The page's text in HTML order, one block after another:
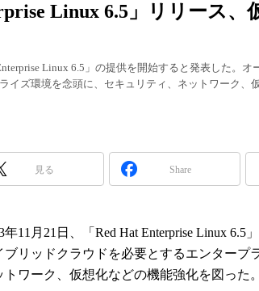
Linux 6.5」リリース、
Linux 6.5」の提供を開始すると発表した。オ
イズ環境を念頭に、セキュリティ、ネットワーク、
見る Share
11月21日、「Red Hat Enterprise Linux 6.5
リッドクラウドを必要とするエンタープ
ワーク、仮想化などの機能強化を図った。